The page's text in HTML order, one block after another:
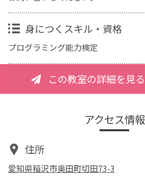
身につくスキル・資格
プログラミング能力検定
この教室の詳細を見る
アクセス情報
住所
愛知県稲沢市奥田町切田73-3